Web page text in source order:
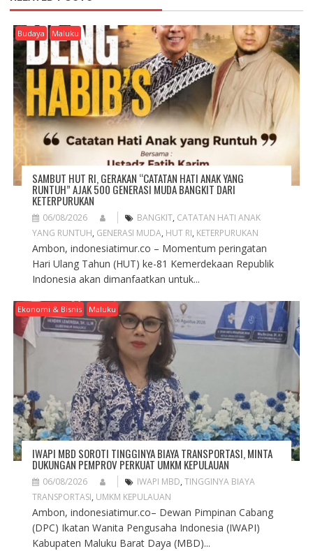
G
A
T
O
N
Budaya Maluku
SAMBUT HUT RI, GERAKAN “CATATAN HATI ANAK YANG
RUNTUH” AJAK 500 GENERASI MUDA BANGKIT DARI
KETERPURUKAN
06/08/2026 BANGKIT, CATATAN HATI ANAK
YANG RUNTUH, GENERASI MUDA, HUT RI, KETERPURUKAN
Ambon, indonesiatimur.co – Momentum peringatan
Hari Ulang Tahun (HUT) ke-81 Kemerdekaan Republik
Indonesia akan dimanfaatkan untuk...
Ekonomi & Bisnis Maluku
IWAPI MBD SOROTI TINGGINYA BIAYA TRANSPORTASI, MINTA
DUKUNGAN PEMPROV PERKUAT UMKM KEPULAUAN
06/08/2026 IWAPI MBD, TINGGINYA BIAYA
TRANSPORTASI, UMKM KEPULAUAN
Ambon, indonesiatimur.co– Dewan Pimpinan Cabang
(DPC) Ikatan Wanita Pengusaha Indonesia (IWAPI)
Kabupaten Maluku Barat Daya (MBD)...